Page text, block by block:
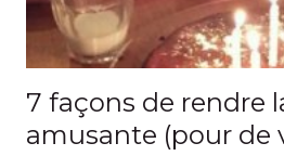
7 façons de rendre
amusante (pour de